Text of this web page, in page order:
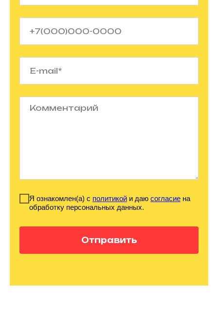
Я ознакомлен(а) с политикой и даю согласие на
обработку персональных данных.
Отправить